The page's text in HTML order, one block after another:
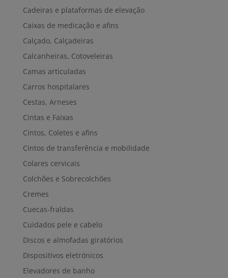
Cadeiras e plataformas de elevação
Caixas de medicação e afins
Calçado, Calçadeiras
Calcanheiras, Cotoveleiras
Camas articuladas
Carros hospitalares
Cestas, Arneses
Cintas e Faixas
Cintos, Coletes e afins
Cintos de transferência e mobilidade
Colares cervicais
Colchões e Sobrecolchões
Cremes
Cuecas-fraldas
Cuidados pele e cabelo
Discos e almofadas giratórios
Dispositivos eletrónicos
Elevadores de banho